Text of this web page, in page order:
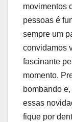
movimentos
⁤pessoas é
⁢sempre ‌um
⁣convidamos⁤
fascinante
momento.
bombando
essas
fique ⁢por